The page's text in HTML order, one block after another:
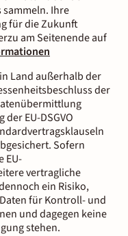
Ihre
für die Zukunft
am Seitenende auf
Land außerhalb der
der
EU-DSGVO
Sofern
EU-
vertragliche
ein Risiko,
für Kontroll- und
und dagegen keine
stehen.